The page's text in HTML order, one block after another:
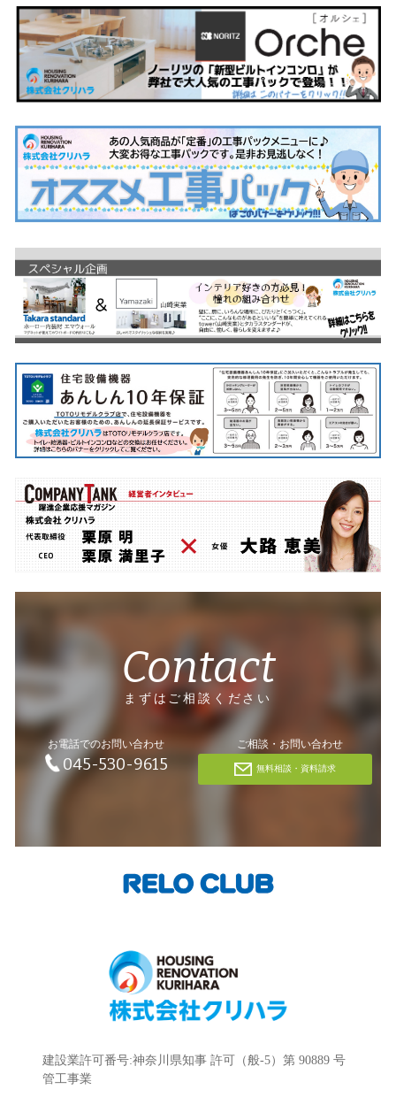
Contact
まずはご相談ください
お電話でのお問い合わせ
045-530-9615
ご相談・お問い合わせ
無料相談・資料請求
建設業許可番号:神奈川県知事 許可（般-5）第 90889 号
管工事業